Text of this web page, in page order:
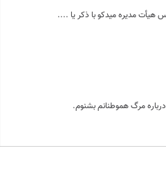
هیأت مدیره میدکو با ذکر یا ....
مرگ هموطنانم بشنوم.